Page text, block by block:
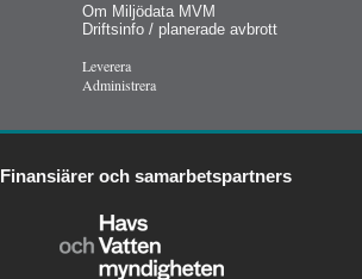
Om Miljödata MVM
Driftsinfo / planerade avbrott
Leverera
Administrera
Finansiärer och samarbetspartners